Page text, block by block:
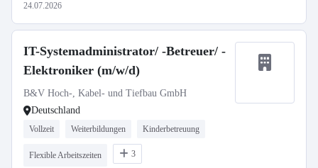
24.07.2026
IT-Systemadministrator/ -Betreuer/ -
Elektroniker (m/w/d)
B&V Hoch-, Kabel- und Tiefbau GmbH
Deutschland
Vollzeit Weiterbildungen Kinderbetreuung
Flexible Arbeitszeiten 3